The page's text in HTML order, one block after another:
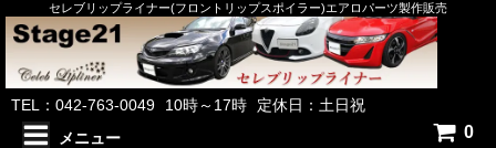
セレブリップライナー(フロントリップスポイラー)エアロパーツ製作販売
TEL：042-763-0049 10時～17時 定休日：土日祝
メニュー 0